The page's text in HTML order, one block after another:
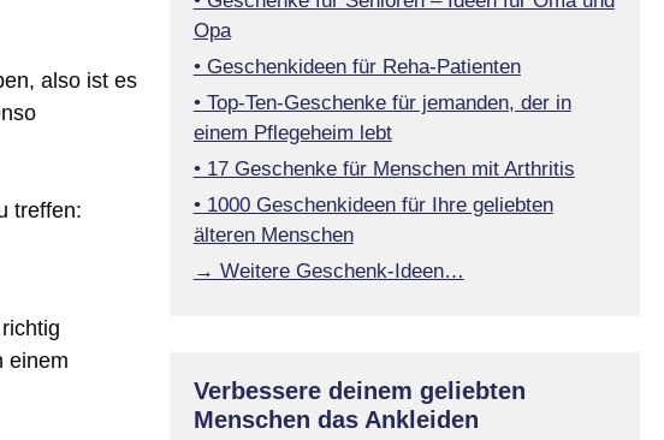
also ist es
treffen:
einem
Opa
• Geschenkideen für Reha-Patienten
• Top-Ten-Geschenke für jemanden, der in
einem Pflegeheim lebt
• 17 Geschenke für Menschen mit Arthritis
• 1000 Geschenkideen für Ihre geliebten
älteren Menschen
→ Weitere Geschenk-Ideen…
Verbessere deinem geliebten
Menschen das Ankleiden